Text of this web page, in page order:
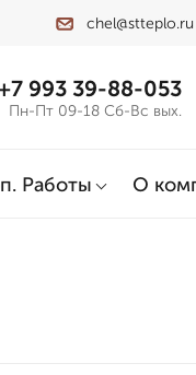
chel@stteplo.ru
993 39-88-053
Пн-Пт 09-18 Сб-Вс вых.
Работы О